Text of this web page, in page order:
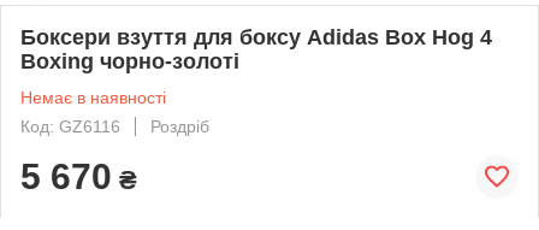
Боксери взуття для боксу Adidas Box Hog 4
Boxing чорно-золоті
Немає в наявності
Код: GZ6116
Роздріб
5 670 ₴